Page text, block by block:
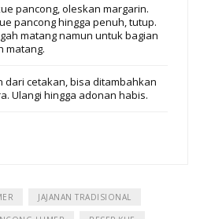
pancong, oleskan margarin.
pancong hingga penuh, tutup.
matang namun untuk bagian
matang.
dari cetakan, bisa ditambahkan
Ulangi hingga adonan habis.
JAJANAN TRADISIONAL